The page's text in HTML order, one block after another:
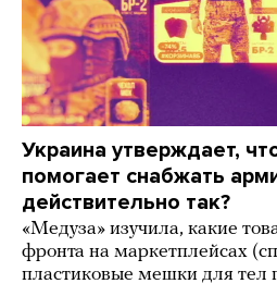
Украина утверждает,
помогает снабжать
действительно так?
«Медуза» изучила, какие
фронта на маркетплейсах
пластиковые мешки для тел